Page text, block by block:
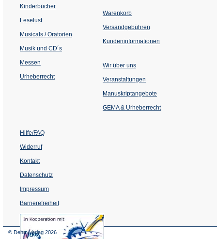
Kinderbücher
Leselust
Musicals / Oratorien
Musik und CD´s
Messen
Urheberrecht
Warenkorb
Versandgebühren
Kundeninformationen
Wir über uns
Veranstaltungen
einem
Tab)
Manuskriptangebote
GEMA & Urheberrecht
Hilfe/FAQ
Widerruf
Kontakt
Datenschutz
Impressum
Barrierefreiheit
(Öffnet
in
© Dehm Verlag 2026